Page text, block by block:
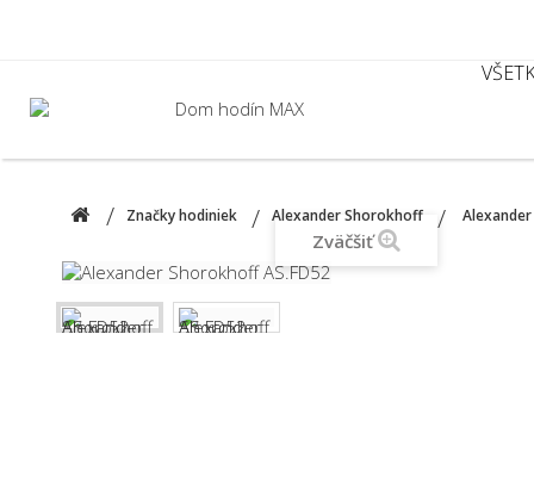
Značky hodiniek Alexander Shorokhoff
Zväčšiť